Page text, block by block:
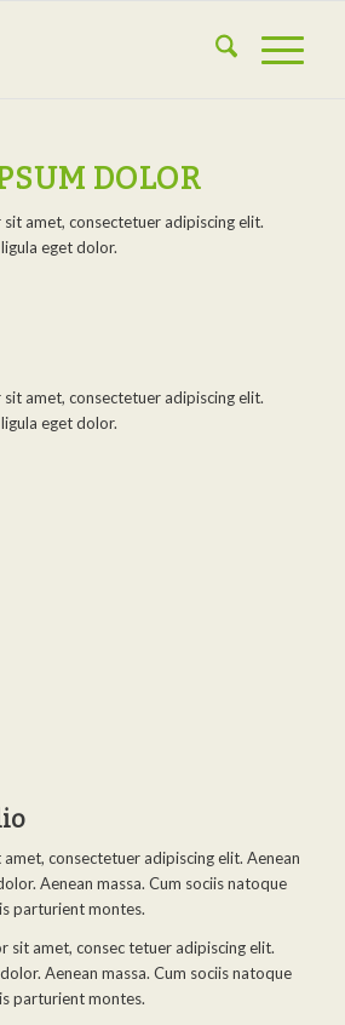
DOLOR
amet, consectetuer adipiscing elit.
eget dolor.
amet, consectetuer adipiscing elit.
eget dolor.
consectetuer adipiscing elit. Aenean
Aenean massa. Cum sociis natoque
parturient montes.
sit amet, consec tetuer adipiscing elit.
Aenean massa. Cum sociis natoque
parturient montes.